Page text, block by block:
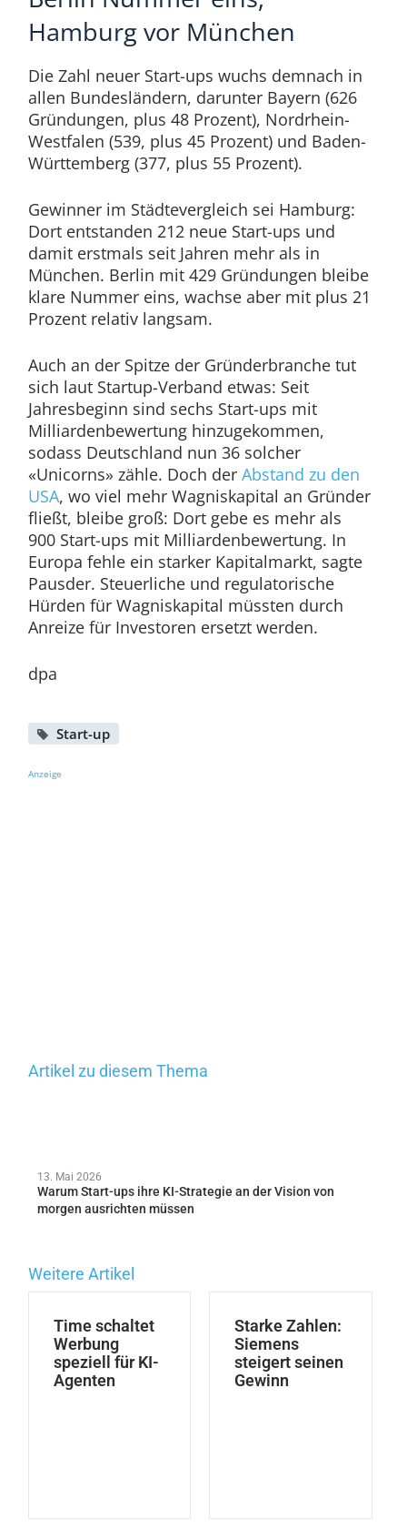
Hamburg vor München
Die Zahl neuer Start-ups wuchs demnach in
allen Bundesländern, darunter Bayern (626
Gründungen, plus 48 Prozent), Nordrhein-
Westfalen (539, plus 45 Prozent) und Baden-
Württemberg (377, plus 55 Prozent).
Gewinner im Städtevergleich sei Hamburg:
Dort entstanden 212 neue Start-ups und
damit erstmals seit Jahren mehr als in
München. Berlin mit 429 Gründungen bleibe
klare Nummer eins, wachse aber mit plus 21
Prozent relativ langsam.
Auch an der Spitze der Gründerbranche tut
sich laut Startup-Verband etwas: Seit
Jahresbeginn sind sechs Start-ups mit
Milliardenbewertung hinzugekommen,
sodass Deutschland nun 36 solcher
«Unicorns» zähle. Doch der Abstand zu den
USA, wo viel mehr Wagniskapital an Gründer
fließt, bleibe groß: Dort gebe es mehr als
900 Start-ups mit Milliardenbewertung. In
Europa fehle ein starker Kapitalmarkt, sagte
Pausder. Steuerliche und regulatorische
Hürden für Wagniskapital müssten durch
Anreize für Investoren ersetzt werden.
dpa
Start-up
Anzeige
Artikel zu diesem Thema
13. Mai 2026
Warum Start-ups ihre KI-Strategie an der Vision von
morgen ausrichten müssen
Weitere Artikel
Time schaltet
Werbung
speziell für KI-
Agenten
Starke Zahlen:
Siemens
steigert seinen
Gewinn